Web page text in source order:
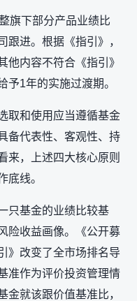
旗下部分产品业绩比
跟进。根据《指引》，
他内容不符合《指引》
予1年的实施过渡期。
取和使用应当遵循基金
备代表性、客观性、持
来，上述四大核心原则
底线。
只基金的业绩比较基
险收益画像。《公开募
》改变了全市场排名导
准作为评价投资管理情
金就该跟价值基准比，